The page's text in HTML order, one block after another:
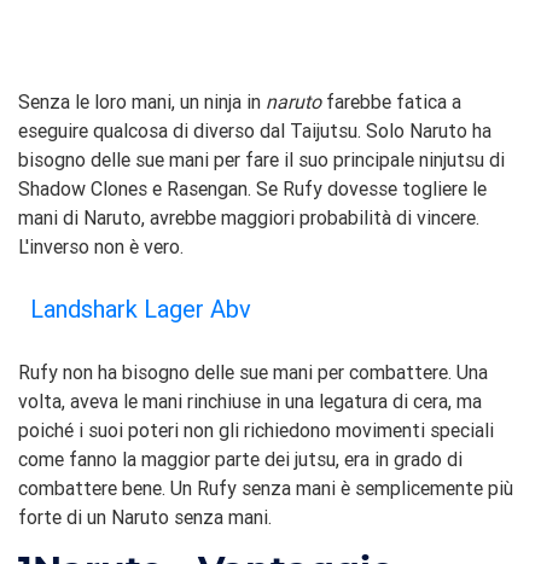
Senza le loro mani, un ninja in narutofarebbe fatica a
eseguire qualcosa di diverso dal Taijutsu. Solo Naruto ha
bisogno delle sue mani per fare il suo principale ninjutsu di
Shadow Clones e Rasengan. Se Rufy dovesse togliere le
mani di Naruto, avrebbe maggiori probabilità di vincere.
L'inverso non è vero.
Landshark Lager Abv
Rufy non ha bisogno delle sue mani per combattere. Una
volta, aveva le mani rinchiuse in una legatura di cera, ma
poiché i suoi poteri non gli richiedono movimenti speciali
come fanno la maggior parte dei jutsu, era in grado di
combattere bene. Un Rufy senza mani è semplicemente più
forte di un Naruto senza mani.